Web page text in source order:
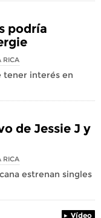
podría
RICA
tener interés en
de Jessie J y
RICA
estrenan singles
Vídeo